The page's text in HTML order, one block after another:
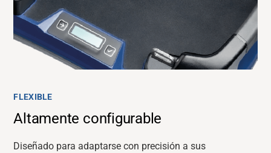
FLEXIBLE
Altamente configurable
Diseñado para adaptarse con precisión a sus